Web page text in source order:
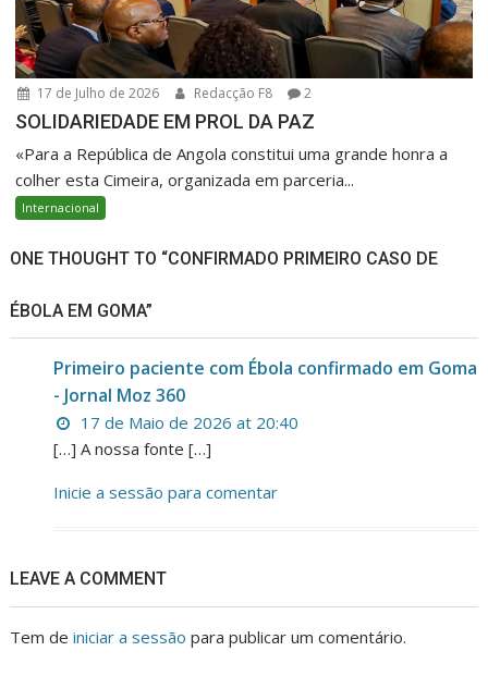
17 de Julho de 2026 Redacção F8 2
SOLIDARIEDADE EM PROL DA PAZ
«Para a República de Angola constitui uma grande honra a
colher esta Cimeira, organizada em parceria...
Internacional
ONE THOUGHT TO “CONFIRMADO PRIMEIRO CASO DE
ÉBOLA EM GOMA”
Primeiro paciente com Ébola confirmado em Goma
- Jornal Moz 360
17 de Maio de 2026 at 20:40
[…] A nossa fonte […]
Inicie a sessão para comentar
LEAVE A COMMENT
Tem deiniciar a sessão para publicar um comentário.